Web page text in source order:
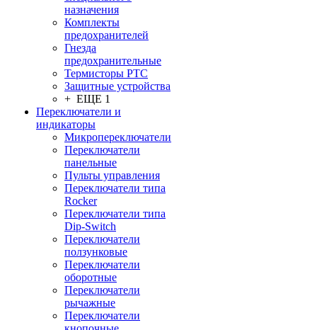
назначения
Комплекты
предохранителей
Гнезда
предохранительные
Термисторы PTC
Защитные устройства
+ ЕЩЕ 1
Переключатели и
индикаторы
Микропереключатели
Переключатели
панельные
Пульты управления
Переключатели типа
Rocker
Переключатели типа
Dip-Switch
Переключатели
ползунковые
Переключатели
оборотные
Переключатели
рычажные
Переключатели